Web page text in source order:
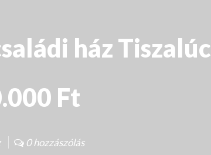
ház Tiszalúc
Ft
0 hozzászólás